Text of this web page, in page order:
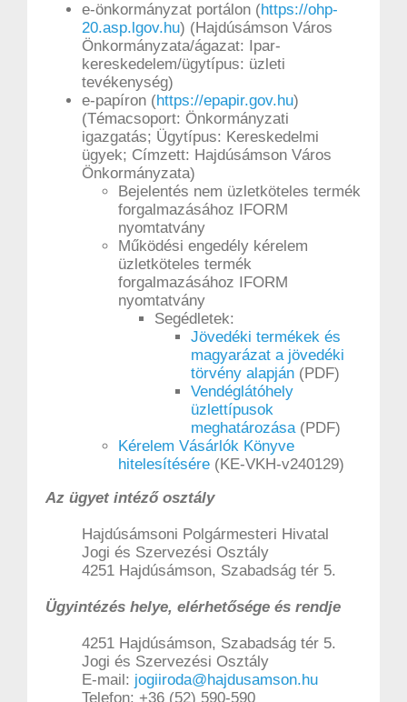
e-önkormányzat portálon (https://ohp-
20.asp.lgov.hu) (Hajdúsámson Város
Önkormányzata/ágazat: Ipar-
kereskedelem/ügytípus: üzleti
tevékenység)
e-papíron (https://epapir.gov.hu)
(Témacsoport: Önkormányzati
igazgatás; Ügytípus: Kereskedelmi
ügyek; Címzett: Hajdúsámson Város
Önkormányzata)
Bejelentés nem üzletköteles termék
forgalmazásához IFORM
nyomtatvány
Működési engedély kérelem
üzletköteles termék
forgalmazásához IFORM
nyomtatvány
Segédletek:
Jövedéki termékek és
magyarázat a jövedéki
törvény alapján (PDF)
Vendéglátóhely
üzlettípusok
meghatározása(PDF)
Kérelem Vásárlók Könyve
hitelesítésére (KE-VKH-v240129)
Az ügyet intéző osztály
Hajdúsámsoni Polgármesteri Hivatal
Jogi és Szervezési Osztály
4251 Hajdúsámson, Szabadság tér 5.
Ügyintézés helye, elérhetősége és rendje
4251 Hajdúsámson, Szabadság tér 5.
Jogi és Szervezési Osztály
E-mail: jogiiroda@hajdusamson.hu
Telefon: +36 (52) 590-590